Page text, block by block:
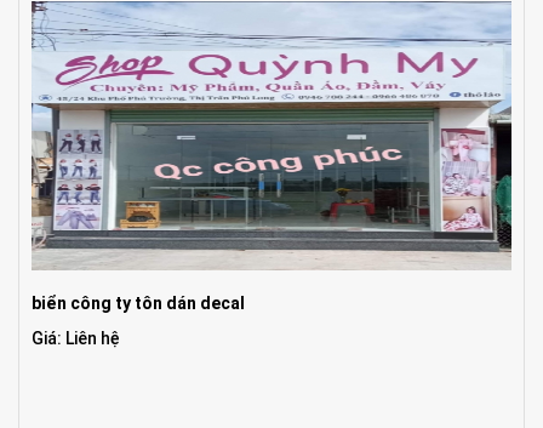
biển công ty tôn dán decal
Giá: Liên hệ